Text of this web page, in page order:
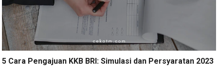
5 Cara Pengajuan KKB BRI: Simulasi dan Persyaratan 2023